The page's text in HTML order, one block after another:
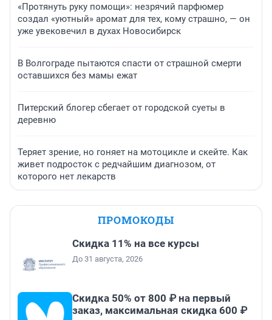
«Протянуть руку помощи»: незрячий парфюмер
создал «уютный» аромат для тех, кому страшно, — он
уже увековечил в духах Новосибирск
В Волгограде пытаются спасти от страшной смерти
оставшихся без мамы ежат
Питерский блогер сбегает от городской суеты в
деревню
Теряет зрение, но гоняет на мотоцикле и скейте. Как
живет подросток с редчайшим диагнозом, от
которого нет лекарств
ПРОМОКОДЫ
Скидка 11% на все курсы
До 31 августа, 2026
Скидка 50% от 800 ₽ на первый
заказ, максимальная скидка 600 ₽